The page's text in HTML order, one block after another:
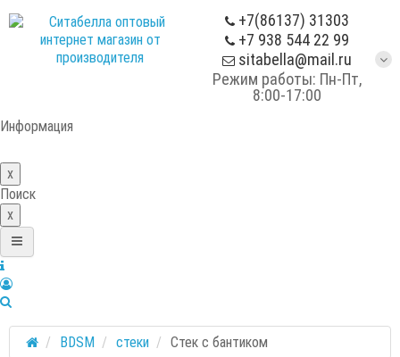
+7(86137) 31303
+7 938 544 22 99
sitabella@mail.ru
Режим работы: Пн-Пт,
8:00-17:00
Информация
x
Поиск
x
BDSM стеки Стек с бантиком